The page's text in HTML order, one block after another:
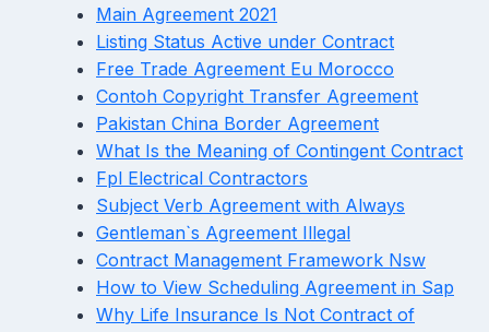
Main Agreement 2021
Listing Status Active under Contract
Free Trade Agreement Eu Morocco
Contoh Copyright Transfer Agreement
Pakistan China Border Agreement
What Is the Meaning of Contingent Contract
Fpl Electrical Contractors
Subject Verb Agreement with Always
Gentleman`s Agreement Illegal
Contract Management Framework Nsw
How to View Scheduling Agreement in Sap
Why Life Insurance Is Not Contract of